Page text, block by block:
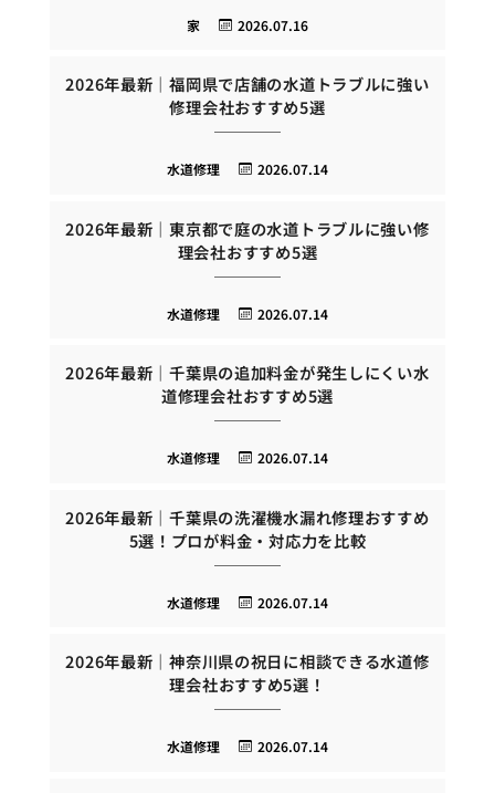
2026.07.16
家
2026年最新｜福岡県で店舗の水道トラブルに強い
修理会社おすすめ5選
2026.07.14
水道修理
2026年最新｜東京都で庭の水道トラブルに強い修
理会社おすすめ5選
2026.07.14
水道修理
2026年最新｜千葉県の追加料金が発生しにくい水
道修理会社おすすめ5選
2026.07.14
水道修理
2026年最新｜千葉県の洗濯機水漏れ修理おすすめ
5選！プロが料金・対応力を比較
2026.07.14
水道修理
2026年最新｜神奈川県の祝日に相談できる水道修
理会社おすすめ5選！
2026.07.14
水道修理